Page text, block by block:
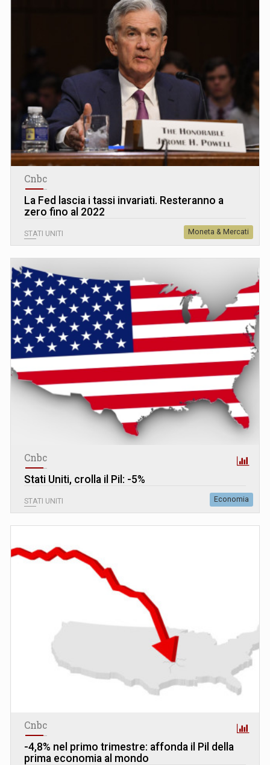
Cnbc
La Fed lascia i tassi invariati. Resteranno a
zero fino al 2022
STATI UNITI Moneta & Mercati
Cnbc
Stati Uniti, crolla il Pil: -5%
STATI UNITI Economia
Cnbc
-4,8% nel primo trimestre: affonda il Pil della
prima economia al mondo